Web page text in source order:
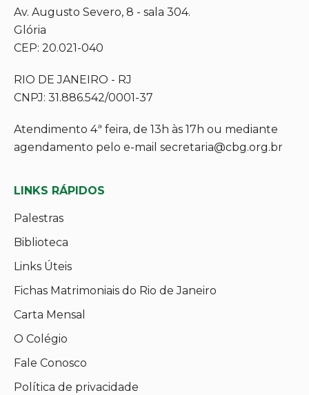
Av. Augusto Severo, 8 - sala 304.
Glória
CEP: 20.021-040
RIO DE JANEIRO - RJ
CNPJ: 31.886.542/0001-37
Atendimento 4ª feira, de 13h às 17h ou mediante
agendamento pelo e-mail secretaria@cbg.org.br
LINKS RÁPIDOS
Palestras
Biblioteca
Links Úteis
Fichas Matrimoniais do Rio de Janeiro
Carta Mensal
O Colégio
Fale Conosco
Política de privacidade